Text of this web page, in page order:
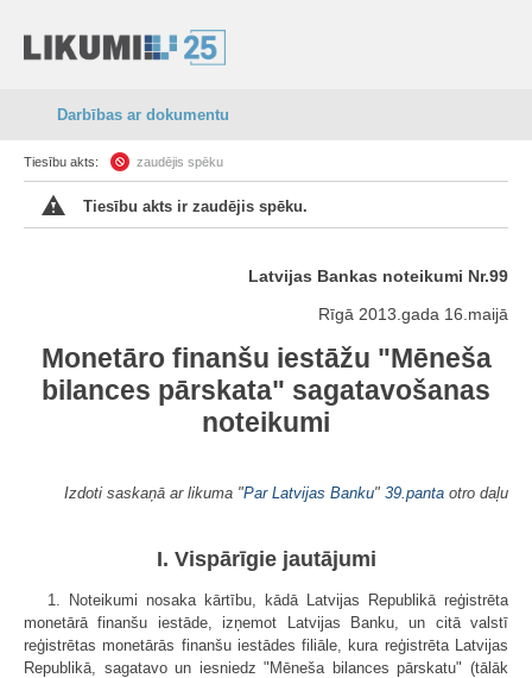
Darbības ar dokumentu
Tiesību akts: zaudējis spēku
Tiesību akts ir zaudējis spēku.
Latvijas Bankas noteikumi Nr.99
Rīgā 2013.gada 16.maijā
Monetāro finanšu iestāžu "Mēneša
bilances pārskata" sagatavošanas
noteikumi
Izdoti saskaņā ar likuma "Par Latvijas Banku" 39.panta otro daļu
I. Vispārīgie jautājumi
1. Noteikumi nosaka kārtību, kādā Latvijas Republikā reģistrēta
monetārā finanšu iestāde, izņemot Latvijas Banku, un citā valstī
reģistrētas monetārās finanšu iestādes filiāle, kura reģistrēta Latvijas
Republikā, sagatavo un iesniedz "Mēneša bilances pārskatu" (tālāk